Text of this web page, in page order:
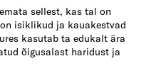
sellest, kas tal on
isiklikud ja kauakestvad
kasutab ta edukalt ära
õigusalast haridust ja